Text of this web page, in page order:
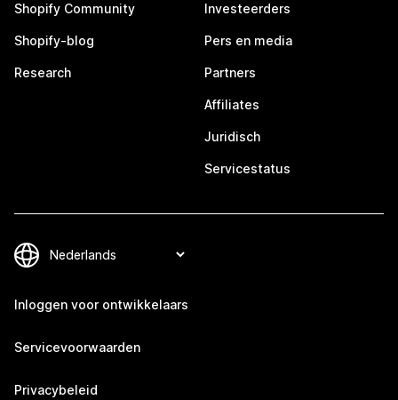
Shopify Community
Shopify-blog
Research
Investeerders
Pers en media
Partners
Affiliates
Juridisch
Servicestatus
Inloggen voor ontwikkelaars
Servicevoorwaarden
Privacybeleid